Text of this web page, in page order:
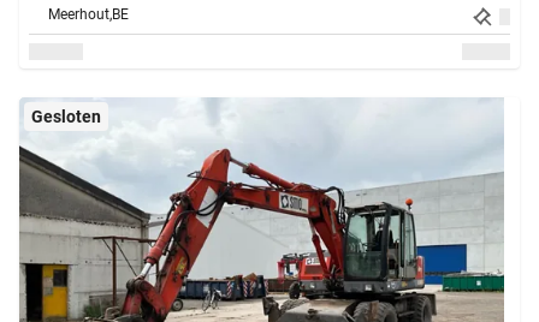
Meerhout,BE
Gesloten